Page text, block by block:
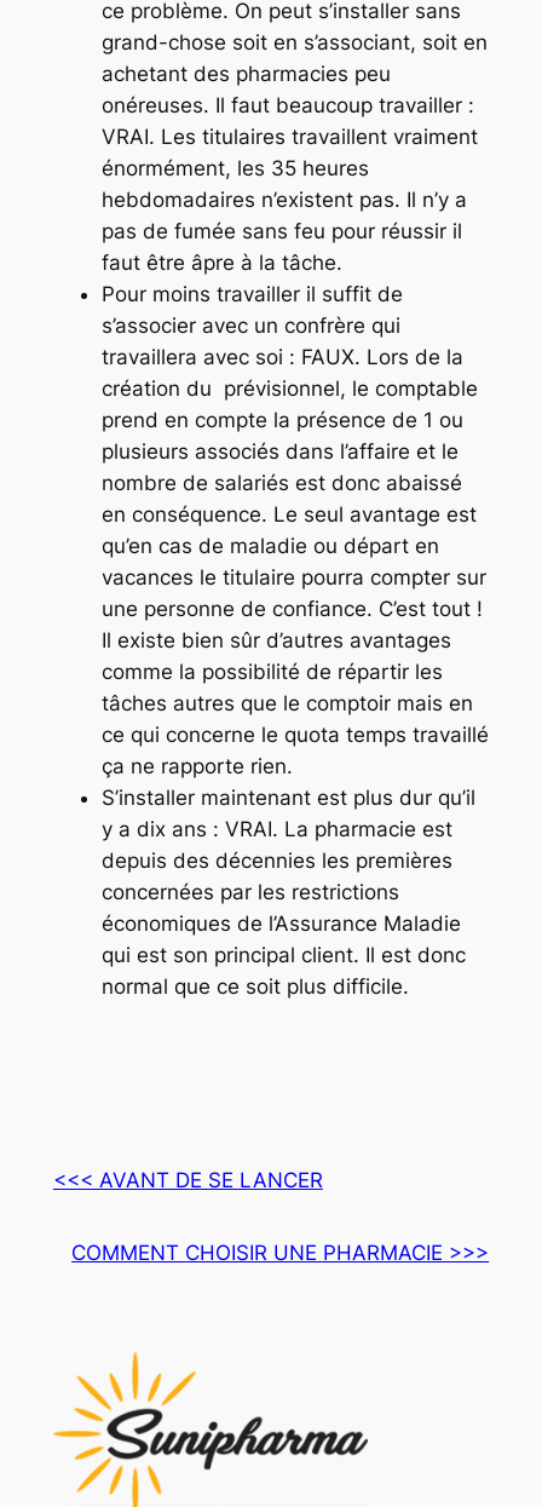
ce problème. On peut s’installer sans
grand-chose soit en s’associant, soit en
achetant des pharmacies peu
onéreuses. Il faut beaucoup travailler :
VRAI. Les titulaires travaillent vraiment
énormément, les 35 heures
hebdomadaires n’existent pas. Il n’y a
pas de fumée sans feu pour réussir il
faut être âpre à la tâche.
Pour moins travailler il suffit de
s’associer avec un confrère qui
travaillera avec soi : FAUX. Lors de la
création du prévisionnel, le comptable
prend en compte la présence de 1 ou
plusieurs associés dans l’affaire et le
nombre de salariés est donc abaissé
en conséquence. Le seul avantage est
qu’en cas de maladie ou départ en
vacances le titulaire pourra compter sur
une personne de confiance. C’est tout !
Il existe bien sûr d’autres avantages
comme la possibilité de répartir les
tâches autres que le comptoir mais en
ce qui concerne le quota temps travaillé
ça ne rapporte rien.
S’installer maintenant est plus dur qu’il
y a dix ans : VRAI. La pharmacie est
depuis des décennies les premières
concernées par les restrictions
économiques de l’Assurance Maladie
qui est son principal client. Il est donc
normal que ce soit plus difficile.
<<< AVANT DE SE LANCER
COMMENT CHOISIR UNE PHARMACIE >>>